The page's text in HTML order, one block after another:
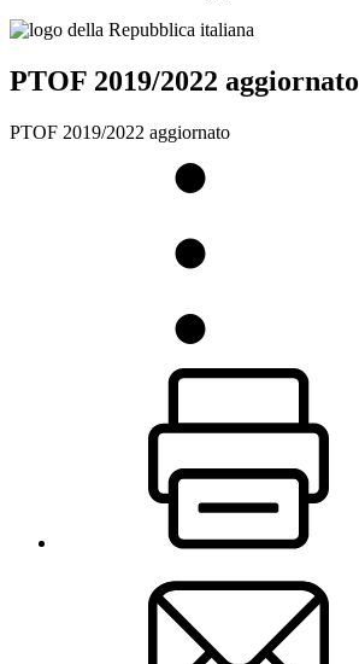
PTOF 2019/2022 aggiornato
PTOF 2019/2022 aggiornato